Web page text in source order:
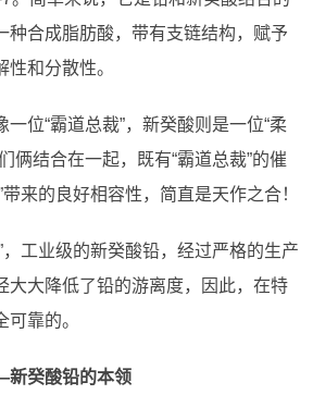
种合成脂肪酸，带有支链结构，赋予
和分散性。
位“霸道总裁”，新癸酸则是一位“柔
俩结合在一起，既有“霸道总裁”的催
来的良好相容性，简直是天作之合！
，工业级的新癸酸铅，经过严格的生产
大大降低了铅的游离度，因此，在特
靠的。
癸酸铅的本领